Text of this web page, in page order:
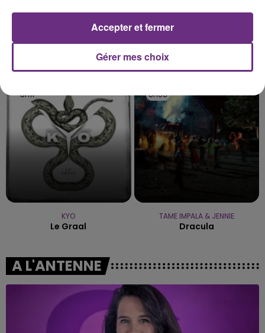
C'était l'une des institutions du centre-ville
rémois. Le magasin JouéClub est contraint de
TITRES DIFFUSÉS
8h11
8h11
KYO
Le Graal
8h08
8h08
TAME IMPALA & JENNIE
Dracula
A L'ANTENNE
Gérer mes choix
Accepter et fermer